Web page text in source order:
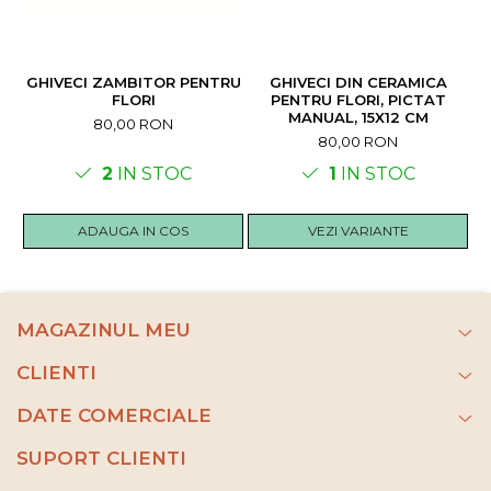
GHIVECI ZAMBITOR PENTRU
FLORI
80,00 RON
2 IN STOC
ADAUGA IN COS
GHIVECI DIN CERAMICA
PENTRU FLORI, PICTAT
MANUAL, 15X12 CM
80,00 RON
1 IN STOC
VEZI VARIANTE
MAGAZINUL MEU
CLIENTI
DATE COMERCIALE
SUPORT CLIENTI